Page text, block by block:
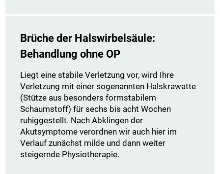
Brüche der Halswirbelsäule:
Behandlung ohne OP
Liegt eine stabile Verletzung vor, wird Ihre
Verletzung mit einer sogenannten Halskrawatte
(Stütze aus besonders formstabilem
Schaumstoff) für sechs bis acht Wochen
ruhiggestellt. Nach Abklingen der
Akutsymptome verordnen wir auch hier im
Verlauf zunächst milde und dann weiter
steigernde Physiotherapie.